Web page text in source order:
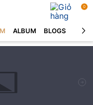
0
ALBUM BLOGS LIÊN